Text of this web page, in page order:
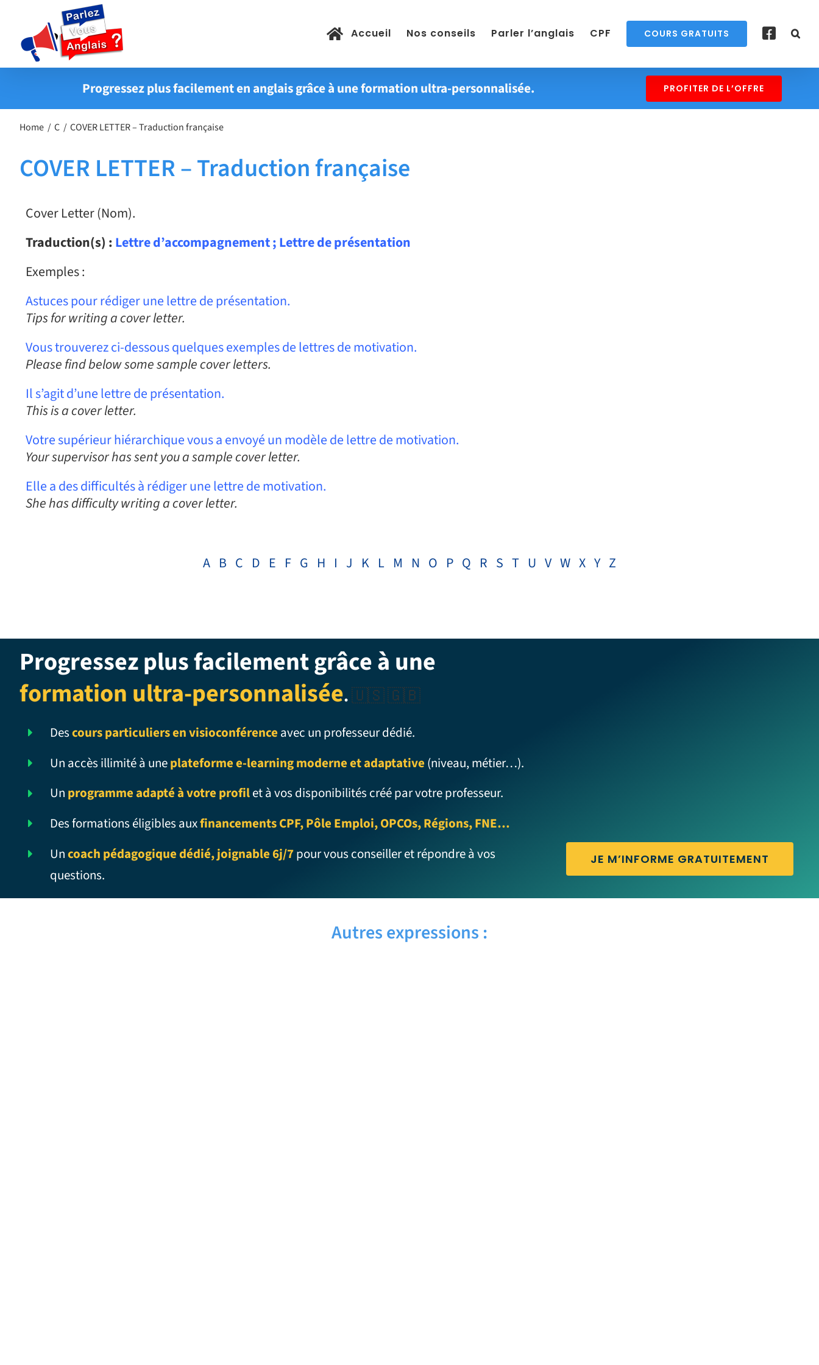
contenu
Accueil Nos conseils Parler l’anglais CPF COURS GRATUITS
Progressez plus facilement en anglais grâce à une formation ultra-personnalisée. PROFITER DE L’OFFRE
Home C COVER LETTER – Traduction française
COVER LETTER – Traduction française
Cover Letter (Nom).
Traduction(s) :Lettre d’accompagnement ; Lettre de présentation
Exemples :
Astuces pour rédiger une lettre de présentation.
Tips for writing a cover letter.
Vous trouverez ci-dessous quelques exemples de lettres de motivation.
Please find below some sample cover letters.
Il s’agit d’une lettre de présentation.
This is a cover letter.
Votre supérieur hiérarchique vous a envoyé un modèle de lettre de motivation.
Your supervisor has sent you a sample cover letter.
Elle a des difficultés à rédiger une lettre de motivation.
She has difficulty writing a cover letter.
A B C D E F G H I J K L M N O P Q R S T U V W X Y Z
Progressez plus facilement grâce à une
formation ultra-personnalisée.🇺🇸 🇬🇧
Descours particuliers en visioconférence avec un professeur dédié.
Un accès illimité à uneplateforme e-learning moderne et adaptative (niveau, métier…).
Un programme adapté à votre profilet à vos disponibilités créé par votre professeur.
Des formations éligibles auxfinancements CPF, Pôle Emploi, OPCOs, Régions, FNE…
Uncoach pédagogique dédié, joignable 6j/7pour vous conseiller et répondre à vos
questions.
JE M’INFORME GRATUITEMENT
Autres expressions :